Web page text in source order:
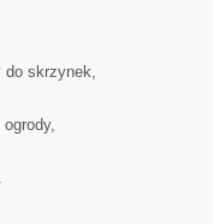
do skrzynek,